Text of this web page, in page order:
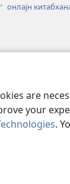
are
your
.
онлајн